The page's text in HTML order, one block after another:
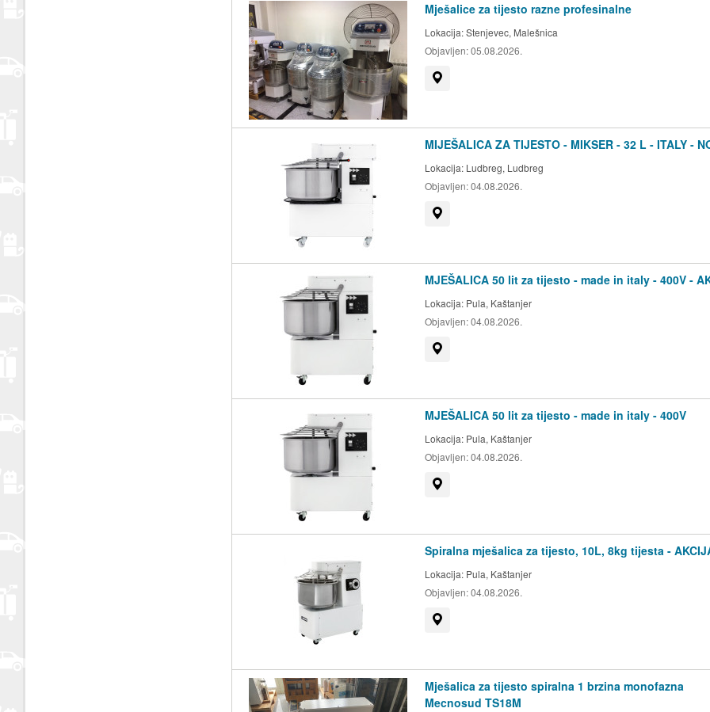
Mješalice za tijesto razne profesinalne
Lokacija:Stenjevec, Malešnica
Objavljen:05.08.2026.
MIJEŠALICA ZA TIJESTO - MIKSER - 32 L - ITALY -
Lokacija: Ludbreg, Ludbreg
Objavljen:04.08.2026.
MJEŠALICA 50 lit za tijesto - made in italy - 400V -
Lokacija: Pula, Kaštanjer
Objavljen:04.08.2026.
MJEŠALICA 50 lit za tijesto - made in italy - 400V
Lokacija: Pula, Kaštanjer
Objavljen:04.08.2026.
Spiralna mješalica za tijesto, 10L, 8kg tijesta -
Lokacija: Pula, Kaštanjer
Objavljen:04.08.2026.
Mješalica za tijesto spiralna 1 brzina monofazna
Mecnosud TS18M